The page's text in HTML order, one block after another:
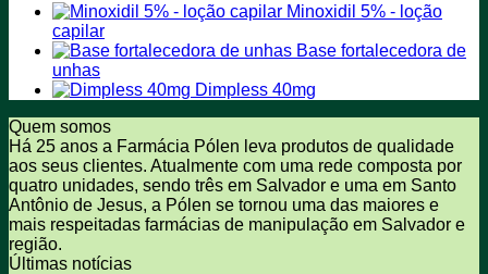
Minoxidil 5% - loção
capilar
Base fortalecedora de
unhas
Dimpless 40mg
Quem somos
Há 25 anos a Farmácia Pólen leva produtos de qualidade
aos seus clientes. Atualmente com uma rede composta por
quatro unidades, sendo três em Salvador e uma em Santo
Antônio de Jesus, a Pólen se tornou uma das maiores e
mais respeitadas farmácias de manipulação em Salvador e
região.
Últimas notícias